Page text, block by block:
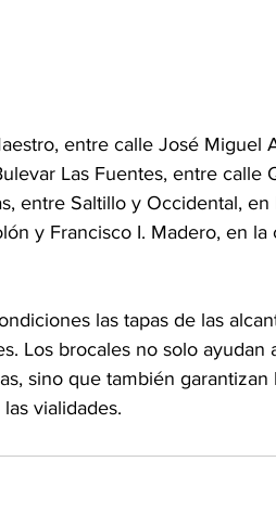
entre calle José Miguel
Las Fuentes, entre calle
entre Saltillo y Occidental, en
y Francisco I. Madero, en la
las tapas de las
Los brocales no solo ayudan
sino que también garantizan
vialidades.